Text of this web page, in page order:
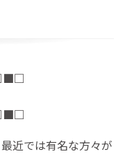
■□
■□
近では有名な方々が